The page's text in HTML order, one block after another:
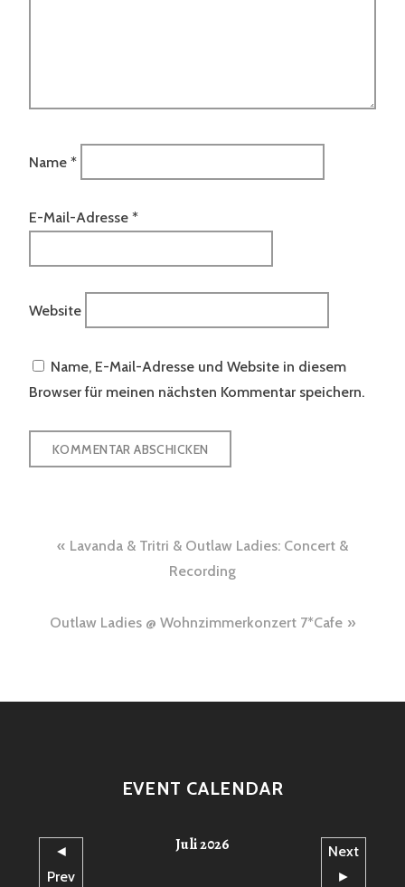
Name *
E-Mail-Adresse *
Website
Name, E-Mail-Adresse und Website in diesem
Browser für meinen nächsten Kommentar speichern.
Beitragsnavigation
Lavanda & Tritri & Outlaw Ladies: Concert &
Recording
Outlaw Ladies @ Wohnzimmerkonzert 7*Cafe
EVENT CALENDAR
◄
Prev
Juli 2026
Next
►